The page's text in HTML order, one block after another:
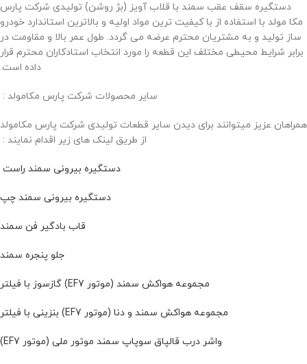
دستگیره سقف عقب سمند با قلاب آویز (بژ روشن) تولیدی شرکت پارس
مکا مولد با استفاده از با کیفیت ترین مواد اولیه و بالاترین استاندارد خودرو
ساز تولید و به مشتریان محترم عرضه می گردد. طول عمر بالا و مقاومت در
برابر شرایط محیطی مختلف این قطعه را مورد انتخاب استادکاران محترم قرار
داده است.
سایر محصولات شرکت پارس مکامولد :
همراهان عزیز میتوانند برای دیدن سایر قطعات تولیدی شرکت پارس مکامولد
از طریق لینک های زیر اقدام نمایند :
دستگیره بیرونی سمند راست
دستگیره بیرونی سمند چپ
قاب بادگیر فن سمند
جلو پنجره سمند
مجموعه هواکش سمند (موتور EF7) گازسوز با فیلتر
مجموعه هواکش سمند و دنا (موتور EF7) بنزینی با فیلتر
واشر درب قالپاق سوپاپ سمند موتور ملی (موتور EF7)